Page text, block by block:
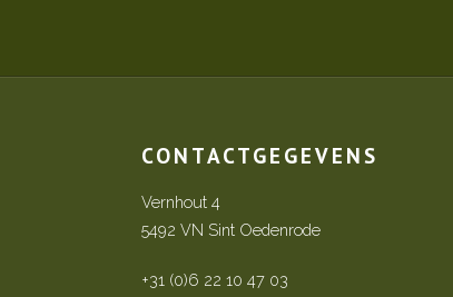
CONTACTGEGEVENS
Vernhout 4
5492 VN Sint Oedenrode
+31 (0)6 22 10 47 03